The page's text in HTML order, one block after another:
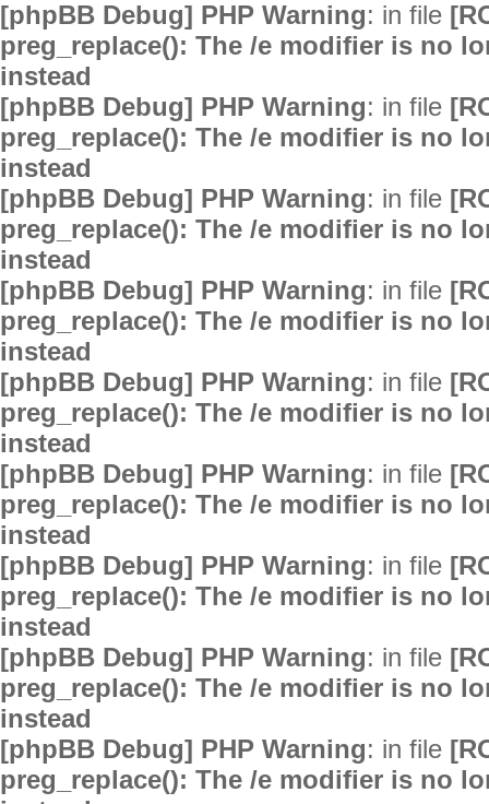
[phpBB Debug] PHP Warning: in file
preg_replace(): The /e modifier is no
instead
[phpBB Debug] PHP Warning: in file
preg_replace(): The /e modifier is no
instead
[phpBB Debug] PHP Warning: in file
preg_replace(): The /e modifier is no
instead
[phpBB Debug] PHP Warning: in file
preg_replace(): The /e modifier is no
instead
[phpBB Debug] PHP Warning: in file
preg_replace(): The /e modifier is no
instead
[phpBB Debug] PHP Warning: in file
preg_replace(): The /e modifier is no
instead
[phpBB Debug] PHP Warning: in file
preg_replace(): The /e modifier is no
instead
[phpBB Debug] PHP Warning: in file
preg_replace(): The /e modifier is no
instead
[phpBB Debug] PHP Warning: in file
preg_replace(): The /e modifier is no